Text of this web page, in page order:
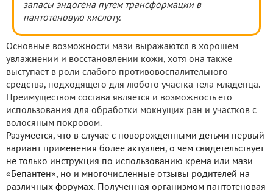
запасы эндогена путем трансформации в
пантотеновую кислоту.
Основные возможности мази выражаются в хорошем
увлажнении и восстановлении кожи, хотя она также
выступает в роли слабого противовоспалительного
средства, подходящего для любого участка тела младенца.
Преимуществом состава является и возможность его
использования для обработки мокнущих ран и участков с
волосяным покровом.
Разумеется, что в случае с новорожденными детьми первый
вариант применения более актуален, о чем свидетельствует
не только инструкция по использованию крема или мази
«Бепантен», но и многочисленные отзывы родителей на
различных форумах. Полученная организмом пантотеновая